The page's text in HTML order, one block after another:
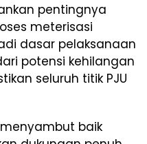
pentingnya
meterisasi
dasar pelaksanaan
potensi kehilangan
seluruh titik PJU
baik